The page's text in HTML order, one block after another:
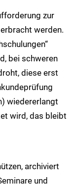
zur
werden.
bei schweren
diese erst
wiedererlangt
wird, das bleibt
archiviert
und